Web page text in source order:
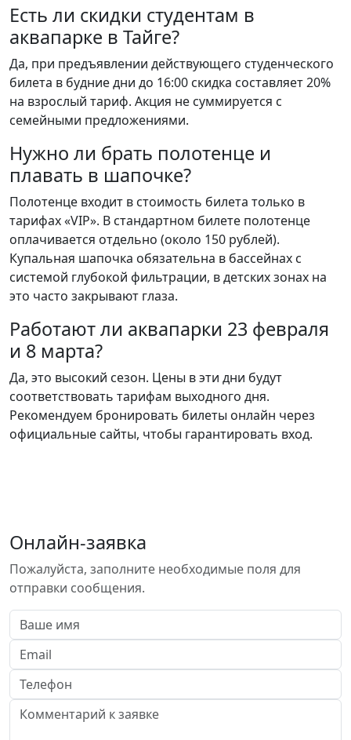
Есть ли скидки студентам в
аквапарке в Тайге?
Да, при предъявлении действующего студенческого
билета в будние дни до 16:00 скидка составляет 20%
на взрослый тариф. Акция не суммируется с
семейными предложениями.
Нужно ли брать полотенце и
плавать в шапочке?
Полотенце входит в стоимость билета только в
тарифах «VIP». В стандартном билете полотенце
оплачивается отдельно (около 150 рублей).
Купальная шапочка обязательна в бассейнах с
системой глубокой фильтрации, в детских зонах на
это часто закрывают глаза.
Работают ли аквапарки 23 февраля
и 8 марта?
Да, это высокий сезон. Цены в эти дни будут
соответствовать тарифам выходного дня.
Рекомендуем бронировать билеты онлайн через
официальные сайты, чтобы гарантировать вход.
Онлайн-заявка
Пожалуйста, заполните необходимые поля для
отправки сообщения.